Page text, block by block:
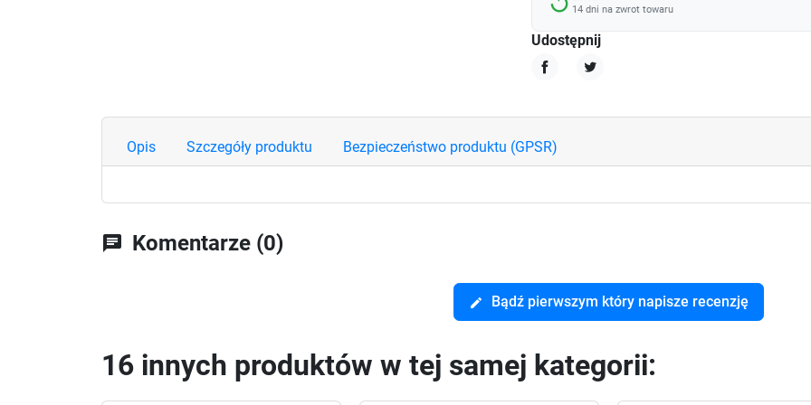
14 dni na zwrot towaru
Udostępnij
Opis Szczegóły produktu Bezpieczeństwo produktu (GPSR)
chat Komentarze (0)
edit Bądź pierwszym który napisze recenzję
16 innych produktów w tej samej kategorii: